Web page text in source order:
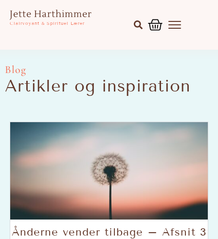
indholdet
Jette Harthimmer
Clairvoyant & Spirituel Lærer
Blog
Artikler og inspiration
Ånderne vender tilbage – Afsnit 3